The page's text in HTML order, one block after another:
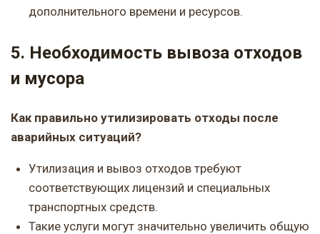
дополнительного времени и ресурсов.
5. Необходимость вывоза отходов
и мусора
Как правильно утилизировать отходы после
аварийных ситуаций?
Утилизация и вывоз отходов требуют
соответствующих лицензий и специальных
транспортных средств.
Такие услуги могут значительно увеличить общую